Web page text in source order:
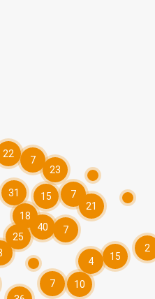
4
31
25
40
10
15
7
15
21
18
23
22
7
7
7
2